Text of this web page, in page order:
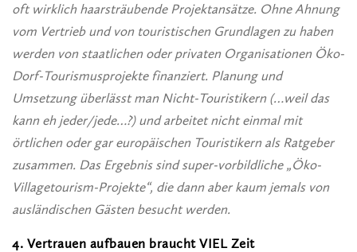
oft wirklich haarsträubende Projektansätze. Ohne Ahnung
vom Vertrieb und von touristischen Grundlagen zu haben
werden von staatlichen oder privaten Organisationen Öko-
Dorf-Tourismusprojekte finanziert. Planung und
Umsetzung überlässt man Nicht-Touristikern (…weil das
kann eh jeder/jede…?) und arbeitet nicht einmal mit
örtlichen oder gar europäischen Touristikern als Ratgeber
zusammen. Das Ergebnis sind super-vorbildliche „Öko-
Villagetourism-Projekte“, die dann aber kaum jemals von
ausländischen Gästen besucht werden.
4. Vertrauen aufbauen braucht VIEL Zeit